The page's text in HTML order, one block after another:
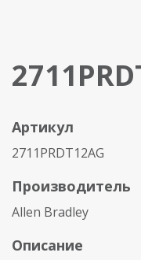
Артикул
2711PRDT12AG
Производитель
Allen Bradley
Описание